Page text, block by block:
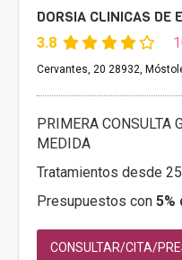
DORSIA CLINICAS DE
3.8
Cervantes, 20 28932,
PRIMERA CONSULTA
MEDIDA
Tratamientos desde
Presupuestos con 5%
CONSULTAR/CITA/